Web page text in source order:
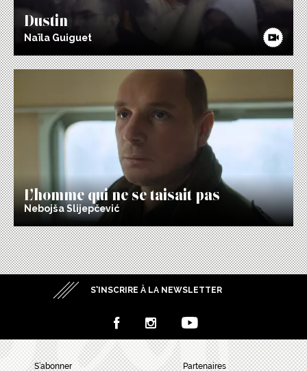
Dustin
Naïla Guiguet
L’homme qui ne se taisait pas
Nebojša Slijepčević
S’INSCRIRE À LA NEWSLETTER
S’abonner Partenaires